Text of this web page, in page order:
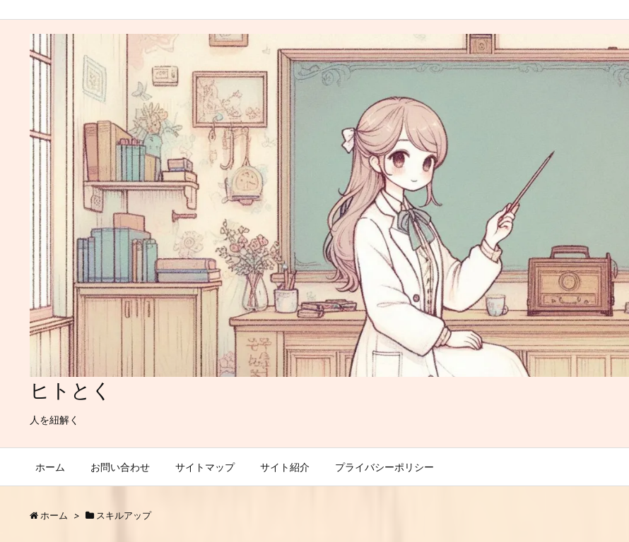
ヒトとく
人を紐解く
ホーム お問い合わせ サイトマップ サイト紹介 プライバシーポリシー
ホーム > スキルアップ